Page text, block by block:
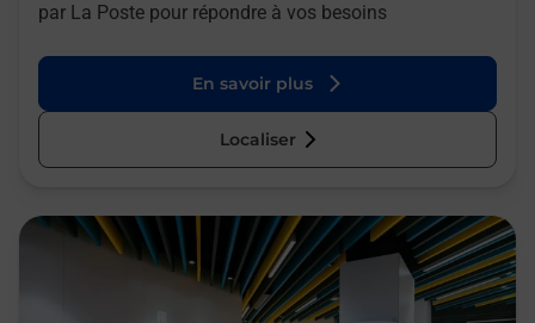
par La Poste pour répondre à vos besoins
En savoir plus
Localiser